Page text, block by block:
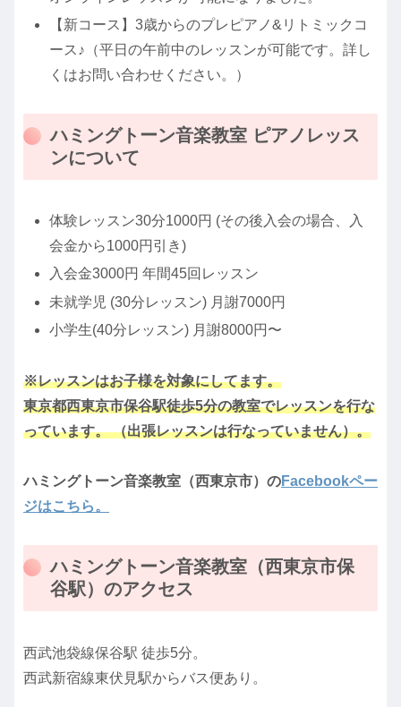
【新コース】3歳からのプレピアノ&リトミックコ
ース♪（平日の午前中のレッスンが可能です。詳し
くはお問い合わせください。）
ハミングトーン音楽教室 ピアノレッス
ンについて
体験レッスン30分1000円 (その後入会の場合、入
会金から1000円引き)
入会金3000円 年間45回レッスン
未就学児 (30分レッスン) 月謝7000円
小学生(40分レッスン) 月謝8000円〜
※レッスンはお子様を対象にしてます。
東京都西東京市保谷駅徒歩5分の教室でレッスンを行な
っています。 （出張レッスンは行なっていません）。
ハミングトーン音楽教室（西東京市）のFacebookペー
ジはこちら。
ハミングトーン音楽教室（西東京市保
谷駅）のアクセス
西武池袋線保谷駅 徒歩5分。
西武新宿線東伏見駅からバス便あり。